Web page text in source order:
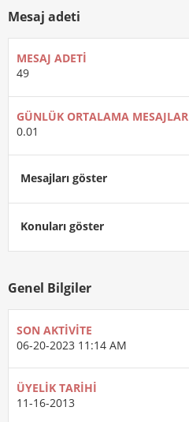
Mesaj adeti
MESAJ ADETI
49
GÜNLÜK ORTALAMA MESAJLAR
0.01
Mesajları göster
Konuları göster
Genel Bilgiler
SON AKTIVITE
06-20-2023 11:14 AM
ÜYELIK TARIHI
11-16-2013